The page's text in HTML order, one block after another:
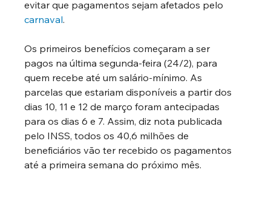
evitar que pagamentos sejam afetados pelo
carnaval.
Os primeiros benefícios começaram a ser
pagos na última segunda-feira (24/2), para
quem recebe até um salário-mínimo. As
parcelas que estariam disponíveis a partir dos
dias 10, 11 e 12 de março foram antecipadas
para os dias 6 e 7. Assim, diz nota publicada
pelo INSS, todos os 40,6 milhões de
beneficiários vão ter recebido os pagamentos
até a primeira semana do próximo mês.